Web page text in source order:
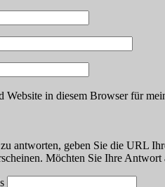
in diesem Browser für
antworten, geben Sie die URL
Möchten Sie Ihre